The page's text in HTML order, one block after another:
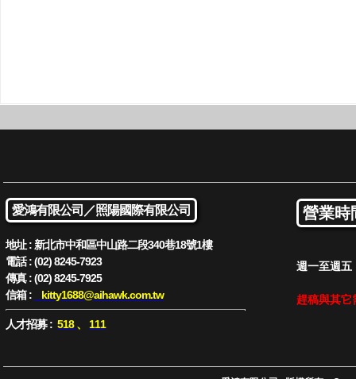
愛鴻有限公司／照陽國際有限公司
地址 : 新北市中和區中山路二段340巷18號1樓
電話 : (02) 8245-7923
傳真 : (02) 8245-7925
信箱 :
kitty1688@aihawk.com.tw
人才招募 : 518、 111
營業時
週一至週
趕稿與其它